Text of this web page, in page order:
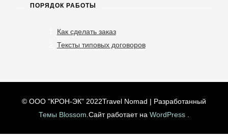
ПОРЯДОК РАБОТЫ
Как сделать заказ
Тексты типовых договоров
© ООО "КРОН-ЭК" 2022Travel Nomad | Разработанный
Темы Blossom .Сайт работает на WordPress